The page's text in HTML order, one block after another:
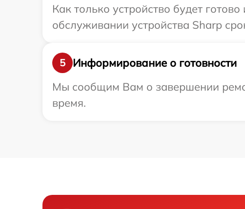
Как только устройство будет
обслуживании устройства Sharp
5
Информирование о готовности
Мы сообщим Вам о завершении
время.